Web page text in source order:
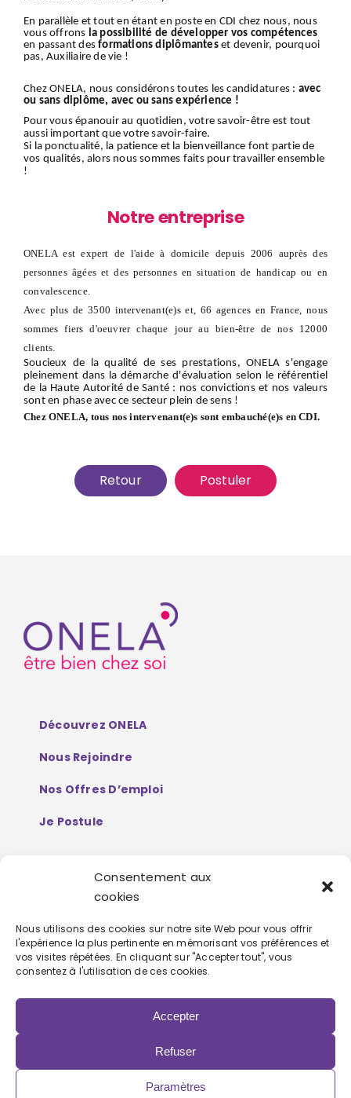
Consentement aux
cookies
Nous utilisons des cookies sur notre site Web pour vous offrir
l'expérience la plus pertinente en mémorisant vos préférences et
vos visites répétées. En cliquant sur "Accepter tout", vous
consentez à l'utilisation de ces cookies.
Accepter
Refuser
Paramètres
En parallèle et tout en étant en poste en CDI chez nous, nous
vous offrons la possibilité de développer vos compétences
en passant desformations diplômanteset devenir, pourquoi
pas, Auxiliaire de vie !
Chez ONELA, nous considérons toutes les candidatures : avec
ou sans diplôme, avec ou sans expérience !
Pour vous épanouir au quotidien, votre savoir-être est tout
aussi important que votre savoir-faire.
Si la ponctualité, la patience et la bienveillance font partie de
vos qualités, alors nous sommes faits pour travailler ensemble
!
Notre entreprise
ONELA est expert de l'aide à domicile depuis 2006 auprès des
personnes âgées et des personnes en situation de handicap ou en
convalescence.
Avec plus de 3500 intervenant(e)s et, 66 agences en France, nous
sommes fiers d'oeuvrer chaque jour au bien-être de nos 12000
clients.
Soucieux de la qualité de ses prestations, ONELA s'engage
pleinement dans la démarche d'évaluation selon le référentiel
de la Haute Autorité de Santé : nos convictions et nos valeurs
sont en phase avec ce secteur plein de sens !
Chez ONELA, tous nos intervenant(e)s sont embauché(e)s en CDI.
Retour Postuler
Découvrez ONELA
Nous Rejoindre
Nos Offres D’emploi
Je Postule
Mentions Légales
Politique De Protection De Données
Personnelles